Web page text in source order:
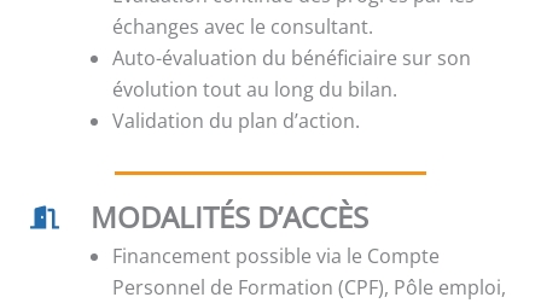
échanges avec le consultant.
Auto-évaluation du bénéficiaire sur son
évolution tout au long du bilan.
Validation du plan d’action.
MODALITÉS D’ACCÈS
Financement possible via le Compte
Personnel de Formation (CPF), Pôle emploi,